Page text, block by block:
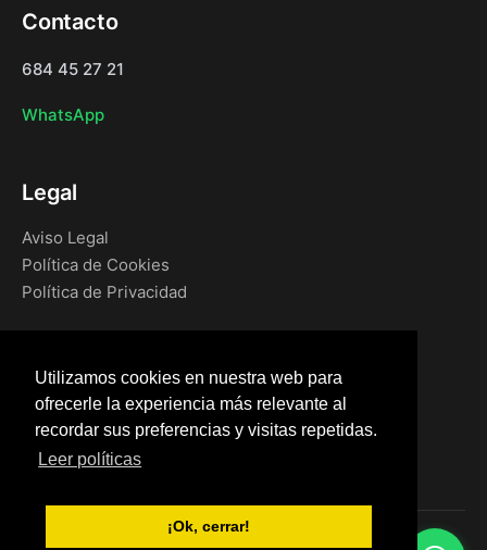
Utilizamos cookies en nuestra web para
ofrecerle la experiencia más relevante al
recordar sus preferencias y visitas repetidas.
Leer políticas
¡Ok, cerrar!
Contacto
684 45 27 21
WhatsApp
Legal
Aviso Legal
Política de Cookies
Política de Privacidad
Inicio
Blog
Tienda